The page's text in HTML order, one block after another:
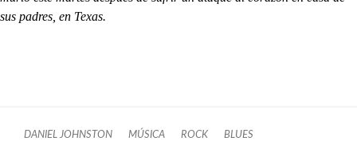
sus padres, en Texas.
DANIEL JOHNSTON MÚSICA ROCK BLUES